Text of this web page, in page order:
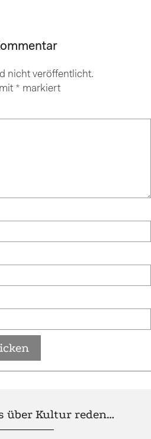
nicht veröffentlicht.
* markiert
über Kultur reden…